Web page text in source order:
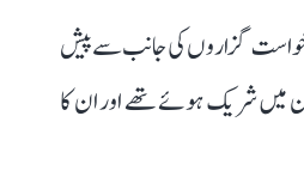
گزاروں کی جانب سے پیش
نیٹ-یو جی امتحان میں شریک ہوئے تھے اور ان کا